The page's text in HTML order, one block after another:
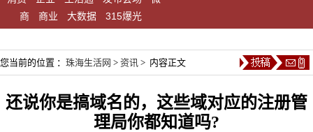
商
商业 大数据 315爆光
您当前的位置 ： 珠海生活网 > 资讯 > 内容正文
还说你是搞域名的，这些域对应的注册管
理局你都知道吗?